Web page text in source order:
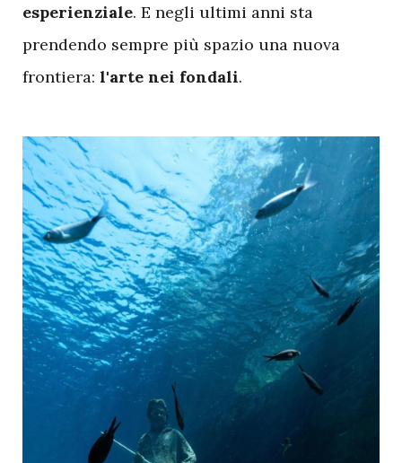
esperienziale. E negli ultimi anni sta
prendendo sempre più spazio una nuova
frontiera: l'arte nei fondali.